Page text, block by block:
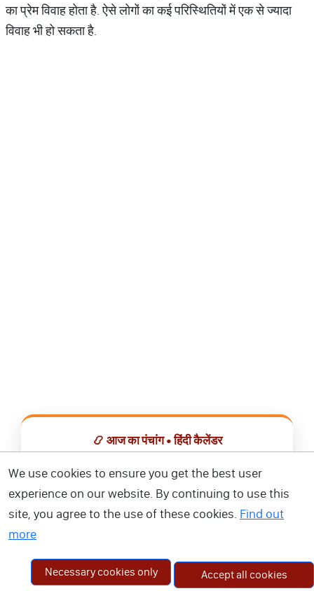
का प्रेम विवाह होता है. ऐसे लोगों का कई परिस्थितियों में एक से ज्यादा
विवाह भी हो सकता है.
📿 आज का पंचांग • हिंदी कैलेंडर
📅 हिंदी कैलेंडर ऐप डाउनलोड करें
We use cookies to ensure you get the best user
experience on our website. By continuing to use this
site, you agree to the use of these cookies. Find out
more
Necessary cookies only Accept all cookies